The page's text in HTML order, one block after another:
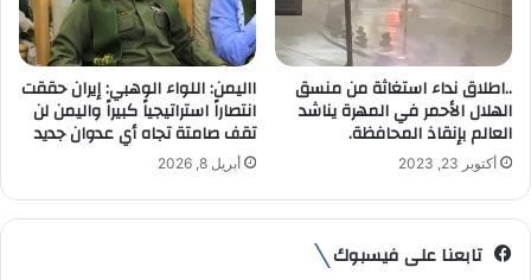
..اطلاق نداء استغاثة من منسق
الهلال الأحمر في المهرة يناشد
العالم بإنقاذ المحافظة.
أكتوبر 23, 2023
االيمن: اللواء الوهبي: إيران حققت
انتصاراً استراتيجياً كبيراً واليمن لن
تقف صامتة تجاه أي عدوان جديد
أبريل 8, 2026
تابعنا على فيسبوك